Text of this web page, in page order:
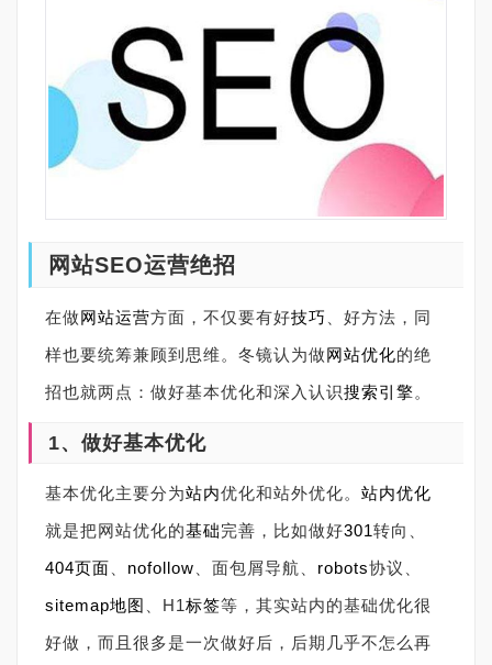
网站SEO运营绝招
在做网站运营方面，不仅要有好技巧
、好方法，同
样也要统筹兼顾到思维。冬镜认为做网站优化的绝
招也就两点：做好基本优化和深入认识搜索引擎 。
1、做好基本优化
基本优化主要分为站内优化和站外优化。 站内优化
就是把网站优化的基础完善，比如做好301转向、
404页面 nofollow 、面包屑导航、 robots协议、
sitemap地图 、H1标签等，其实站内的基础优化很
好做，而且很多是一次做好后，后期几乎不怎么再